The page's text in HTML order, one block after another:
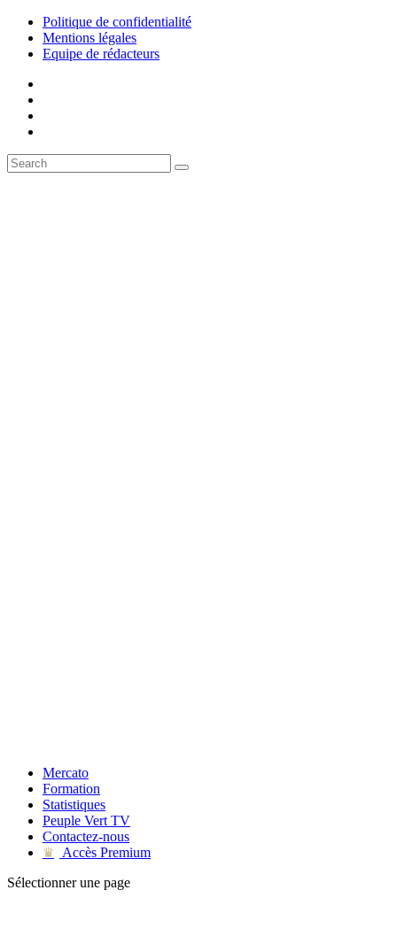
Politique de confidentialité
Mentions légales
Equipe de rédacteurs
Mercato
Formation
Statistiques
Peuple Vert TV
Contactez-nous
♛
Accès Premium
Sélectionner une page